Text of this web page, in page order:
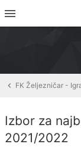
FK Željezničar -
Izbor za
2021/2022